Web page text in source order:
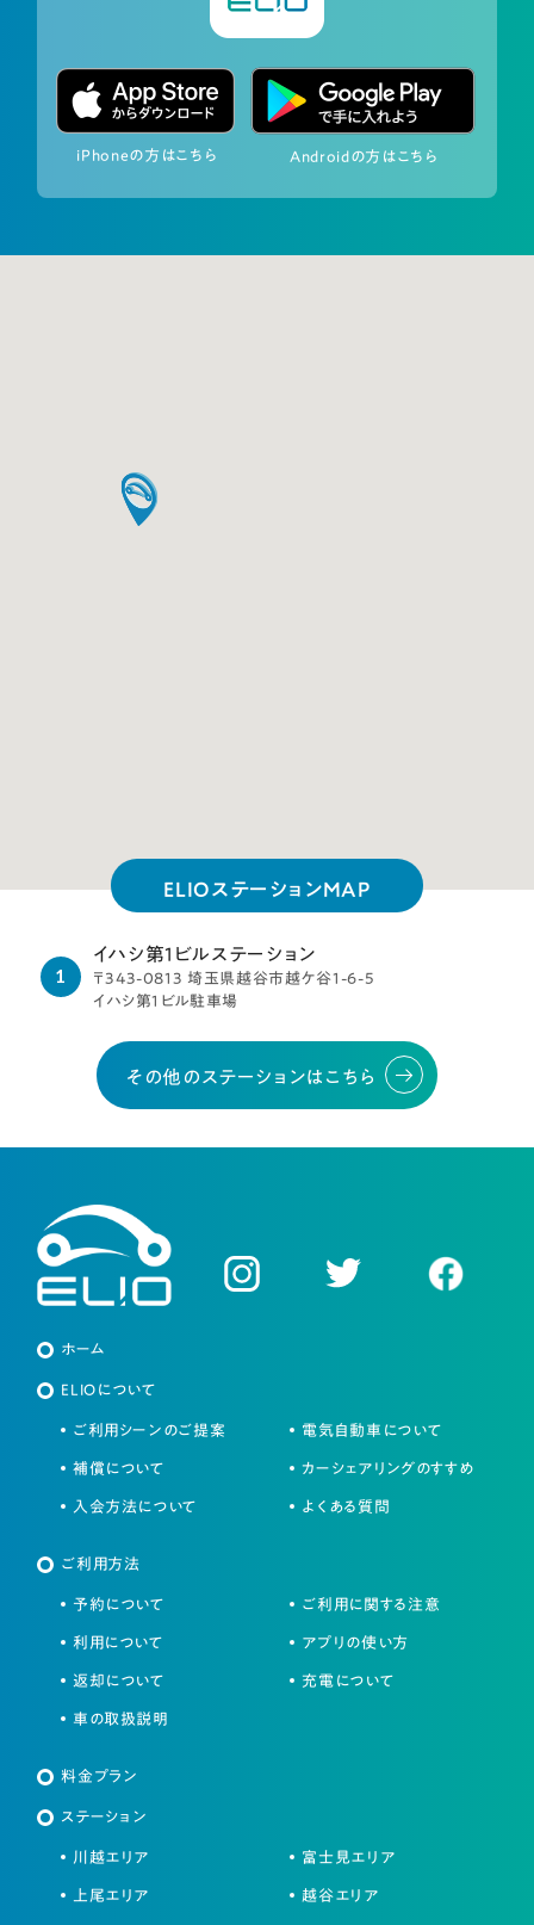
iPhoneの方はこちら Androidの方はこちら
ELIOステーションMAP
イハシ第1ビルステーション
〒343-0813 埼玉県越谷市越ケ谷1-6-5
イハシ第1ビル駐車場
その他のステーションはこちら
ホーム
ELIOについて
ご利用シーンのご提案 電気自動車について
補償について カーシェアリングのすすめ
入会方法について よくある質問
ご利用方法
予約について ご利用に関する注意
利用について アプリの使い方
返却について 充電について
車の取扱説明
料金プラン
ステーション
川越エリア 富士見エリア
上尾エリア 越谷エリア